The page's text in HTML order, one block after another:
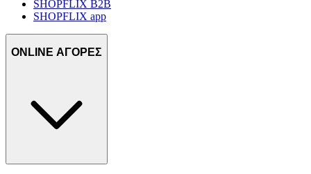
SHOPFLIX B2B
SHOPFLIX app
ONLINE ΑΓΟΡΕΣ